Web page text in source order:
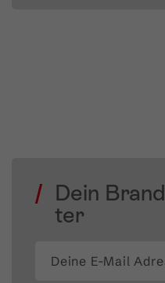
Dein
ter